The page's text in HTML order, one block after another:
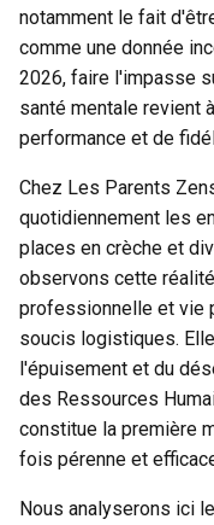
notamment le fait
comme une donnée
2026, faire l'impasse
santé mentale revient
performance et de
Chez Les Parents
quotidiennement les
places en crèche et
observons cette
professionnelle et vie
soucis logistiques.
l'épuisement et du
des Ressources
constitue la première
fois pérenne et
Nous analyserons ici